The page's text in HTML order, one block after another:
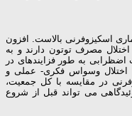
اسکیزوفرنی بالاست. افزون
اختلال مصرف توتون دارند و به
اضظرابی به طور فزاینده­ای در
وسواس فکری- عملی و
در مقایسه با کل جمعیت،
می­ تواند قبل از شروع